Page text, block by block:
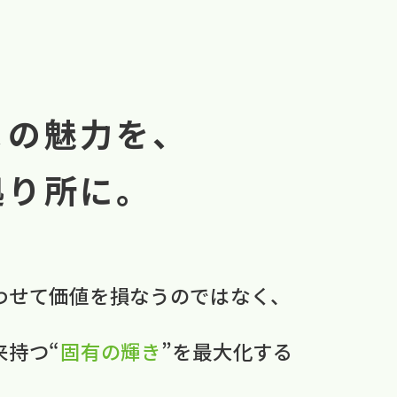
魅力を、
所に。
て​価値を​損なうのではなく、
持つ“固有の​輝き”を​最大化する​